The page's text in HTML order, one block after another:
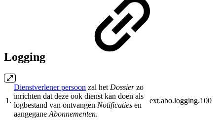
Logging
1.
Dienstverlener persoon zal het Dossierzo
inrichten dat deze ook dienst kan doen als
logbestand van ontvangen Notificaties en
aangegane Abonnementen.
ext.abo.logging.100